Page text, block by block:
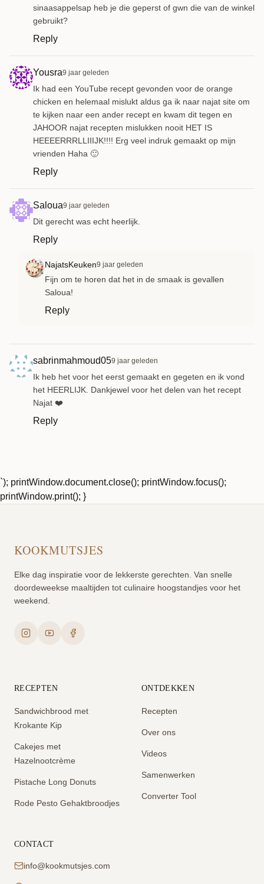
sinaasappelsap heb je die geperst of gwn die van de winkel
gebruikt?
Reply
Yousra9 jaar geleden
Ik had een YouTube recept gevonden voor de orange
chicken en helemaal mislukt aldus ga ik naar najat site om
te kijken naar een ander recept en kwam dit tegen en
JAHOOR najat recepten mislukken nooit HET IS
HEEEERRRLLIIIJK!!!! Erg veel indruk gemaakt op mijn
vrienden Haha 🙂
Reply
Saloua9 jaar geleden
Dit gerecht was echt heerlijk.
Reply
NajatsKeuken9 jaar geleden
Fijn om te horen dat het in de smaak is gevallen
Saloua!
Reply
sabrinmahmoud059 jaar geleden
Ik heb het voor het eerst gemaakt en gegeten en ik vond
het HEERLIJK. Dankjewel voor het delen van het recept
Najat ❤️
Reply
`); printWindow.document.close(); printWindow.focus();
printWindow.print(); }
KOOKMUTSJES
Elke dag inspiratie voor de lekkerste gerechten. Van snelle
doordeweekse maaltijden tot culinaire hoogstandjes voor het
weekend.
RECEPTEN
Sandwichbrood met
Krokante Kip
Cakejes met
Hazelnootcrème
Pistache Long Donuts
Rode Pesto Gehaktbroodjes
ONTDEKKEN
Recepten
Over ons
Videos
Samenwerken
Converter Tool
CONTACT
info@kookmutsjes.com